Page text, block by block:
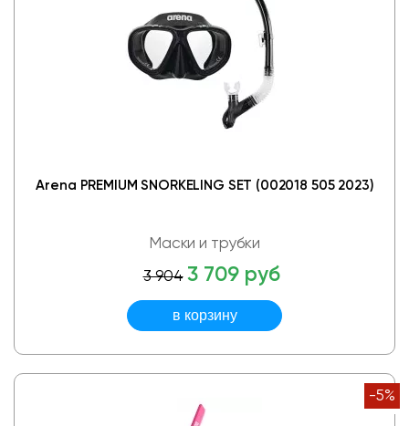
Arena PREMIUM SNORKELING SET (002018 505 2023)
Маски и трубки
3 904 3 709 руб
-5%